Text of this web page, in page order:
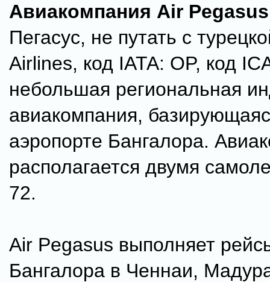
Авиакомпания Air Pegasus
Пегасус, не путать с
Airlines, код IATA: OP, код
небольшая региональная
авиакомпания,
аэропорте Бангалора.
располагается двумя
72.
Air Pegasus выполняет
Бангалора в Ченнаи,